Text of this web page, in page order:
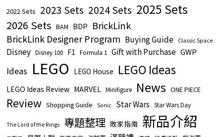
2022 Sets 2023 Sets 2024 Sets 2025 Sets
2026 Sets BAM BDP BrickLink
BrickLink Designer Program Buying Guide Classic Space
Disney Disney 100 F1 Formula 1 Gift with Purchase GWP
Ideas LEGO LEGO House LEGO Ideas
LEGO Ideas Review MARVEL Minifigure News ONE PIECE
Review Shopping Guide Sonic Star Wars Star Wars Day
The Lord of the Rings 專題整理 敗家指南 新品介紹